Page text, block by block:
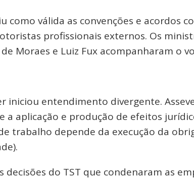
como válida as convenções e acordos
profissionais externos. Os
Moraes e Luiz Fux acompanharam o
iniciou entendimento divergente.
a aplicação e produção de efeitos
trabalho depende da execução da
decisões do TST que condenaram as